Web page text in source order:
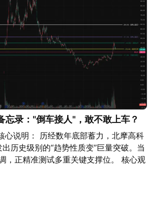
忘录："倒车接人"，敢不敢上车？
心说明： 历经数年底部蓄力，北摩高科
历史级别的“趋势性质变”巨量突破。当
，正精准测试多重关键支撑位。 核心观
，回调是夯实而非趋势终结。 一、 月
量底部的确立 月线定调： 20.00-